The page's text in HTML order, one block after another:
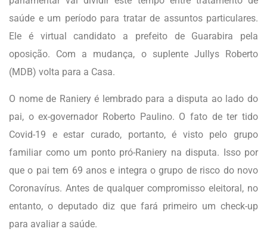
saúde e um período para tratar de assuntos particulares.
Ele é virtual candidato a prefeito de Guarabira pela
oposição. Com a mudança, o suplente Jullys Roberto
(MDB) volta para a Casa.
O nome de Raniery é lembrado para a disputa ao lado do
pai, o ex-governador Roberto Paulino. O fato de ter tido
Covid-19 e estar curado, portanto, é visto pelo grupo
familiar como um ponto pró-Raniery na disputa. Isso por
que o pai tem 69 anos e integra o grupo de risco do novo
Coronavírus. Antes de qualquer compromisso eleitoral, no
entanto, o deputado diz que fará primeiro um check-up
para avaliar a saúde.